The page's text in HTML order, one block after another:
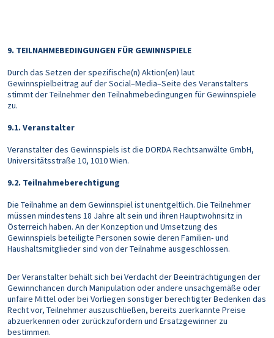
9. TEILNAHMEBEDINGUNGEN FÜR GEWINNSPIELE
Durch das Setzen der spezifische(n) Aktion(en) laut
Gewinnspielbeitrag auf der Social–Media–Seite des Veranstalters
stimmt der Teilnehmer den Teilnahmebedingungen für Gewinnspiele
zu.
9.1. Veranstalter
Veranstalter des Gewinnspiels ist die DORDA Rechtsanwälte GmbH,
Universitätsstraße 10, 1010 Wien.
9.2. Teilnahmeberechtigung
Die Teilnahme an dem Gewinnspiel ist unentgeltlich. Die Teilnehmer
müssen mindestens 18 Jahre alt sein und ihren Hauptwohnsitz in
Österreich haben. An der Konzeption und Umsetzung des
Gewinnspiels beteiligte Personen sowie deren Familien- und
Haushaltsmitglieder sind von der Teilnahme ausgeschlossen.
Der Veranstalter behält sich bei Verdacht der Beeinträchtigungen der
Gewinnchancen durch Manipulation oder andere unsachgemäße oder
unfaire Mittel oder bei Vorliegen sonstiger berechtigter Bedenken das
Recht vor, Teilnehmer auszuschließen, bereits zuerkannte Preise
abzuerkennen oder zurückzufordern und Ersatzgewinner zu
bestimmen.